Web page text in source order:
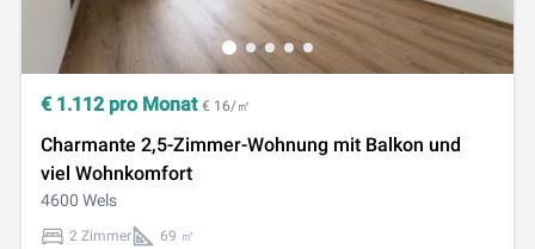
€ 1.112pro Monat € 16/㎡
Charmante 2,5-Zimmer-Wohnung mit Balkon und
viel Wohnkomfort
4600 Wels
2 Zimmer 69 ㎡